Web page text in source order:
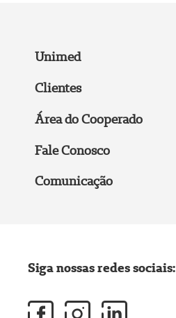
Unimed
Clientes
Área do Cooperado
Fale Conosco
Comunicação
Siga nossas redes sociais: